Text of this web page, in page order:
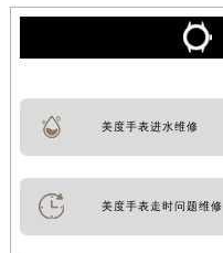
美度手表进水维修
美度手表走时问题维修